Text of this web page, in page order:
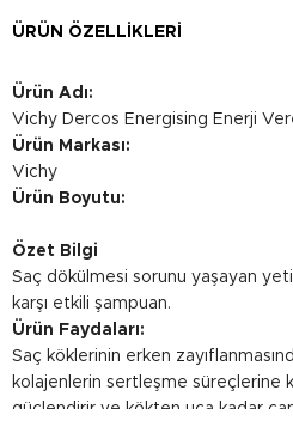
ÜRÜN ÖZELLIKLERI
Ürün Adı:
Vichy Dercos Energising Enerji
Ürün Markası:
Vichy
Ürün Boyutu:
Özet Bilgi
Saç dökülmesi sorunu yaşayan
karşı etkili şampuan.
Ürün Faydaları:
Saç köklerinin erken
kolajenlerin sertleşme süreçlerine
güçlendirir ve kökten uca kadar